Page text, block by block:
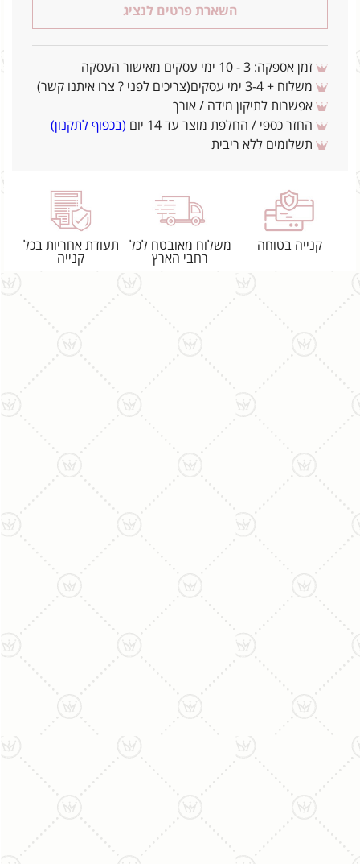
השארת פרטים לנציג
זמן אספקה: 3 - 10 ימי עסקים מאישור העסקה
משלוח + 3-4 ימי עסקים(צריכים לפני ? צרו איתנו קשר)
אפשרות לתיקון מידה / אורך
החזר כספי / החלפת מוצר עד 14 יום
(בכפוף לתקנון)
תשלומים ללא ריבית
קנייה בטוחה
משלוח מאובטח לכל
רחבי הארץ
תעודת אחריות בכל
קנייה